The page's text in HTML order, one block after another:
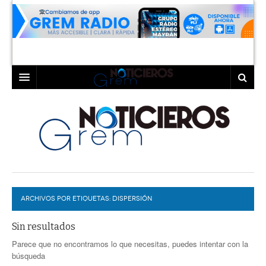
LAGUNA
TORREÓN
GÓMEZ PALACIO
LERDO
COAHUILA
DURANGO
DEPORTES
PROGRAMAS
EXA
COLABORADORES
ARCHIVOS POR ETIQUETAS: DISPERSIÓN
Sin resultados
Parece que no encontramos lo que necesitas, puedes intentar con la
búsqueda